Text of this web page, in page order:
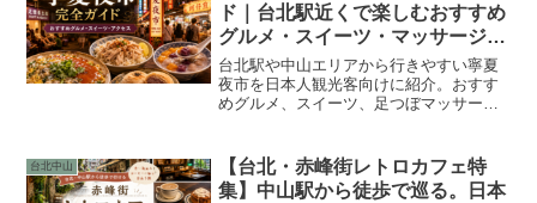
ド｜台北駅近くで楽しむおすすめ
グルメ・スイーツ・マッサージ・
アクセス方法
台北駅や中山エリアから行きやすい寧夏
夜市を日本人観光客向けに紹介。おすす
めグルメ、スイーツ、足つぼマッサー
み方まで初心者にもわかりやすく解説し
ます。
台北中山
【台北・赤峰街レトロカフェ特
集】中山駅から徒歩で巡る。日本